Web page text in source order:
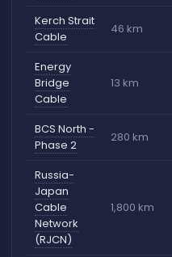
Kerch Strait
Cable
46 km
Energy
Bridge
Cable
13 km
BCS North -
Phase 2
280 km
Russia-
Japan
Cable
Network
(RJCN)
1,800 km